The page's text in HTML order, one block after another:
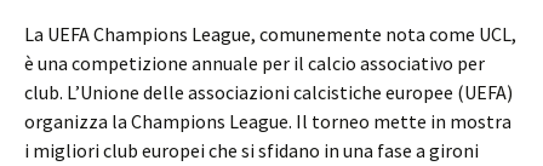
La UEFA Champions League, comunemente nota come UCL,
è una competizione annuale per il calcio associativo per
club. L’Unione delle associazioni calcistiche europee (UEFA)
organizza la Champions League. Il torneo mette in mostra
i migliori club europei che si sfidano in una fase a gironi